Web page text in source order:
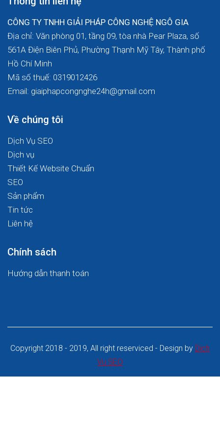
CÔNG TY TNHH GIẢI PHÁP CÔNG NGHỆ NGÔ GIA
Địa chỉ: Văn phòng 01, tầng 09, tòa nhà Pear Plaza, số
561A Điện Biên Phủ, Phường Thạnh Mỹ Tây, Thành phố
Hồ Chí Minh
Mã số thuế: 0319012426
Email: giaiphapcongnghe24h@gmail.com
Về chúng tôi
Dịch Vụ SEO
Dịch vụ
Thiết Kế Website Chuẩn
SEO
Sản phẩm
Tin tức
Liên hệ
Chính sách
Hướng dẫn thanh toán
Copyright 2018 - 2019, All right reserviced - Design by Dich
Vu SEO